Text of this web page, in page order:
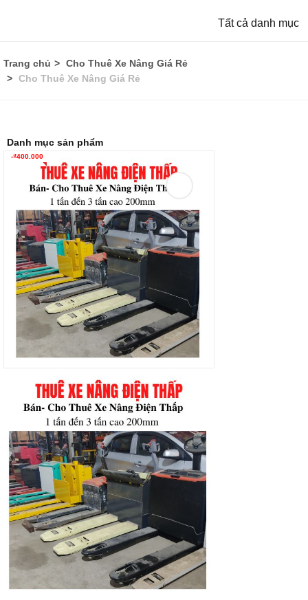
Tất cả danh mục
Trang chủ
Cho Thuê Xe Nâng Giá Rẻ
Cho Thuê Xe Nâng Giá Rẻ
Danh mục sản phẩm
-₫400.000